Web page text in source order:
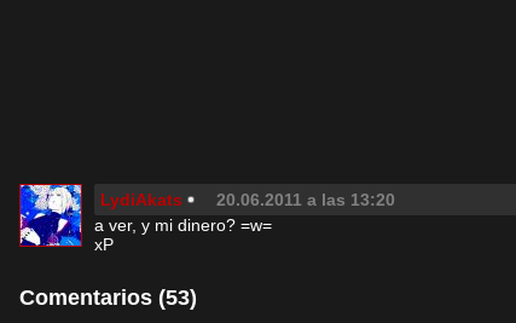
LydiAkats 20.06.2011 a las 13:20
a ver, y mi dinero? =w=
xP
Comentarios (53)